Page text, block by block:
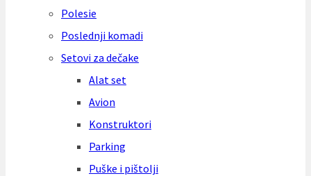
Polesie
Poslednji komadi
Setovi za dečake
Alat set
Avion
Konstruktori
Parking
Puške i pištolji